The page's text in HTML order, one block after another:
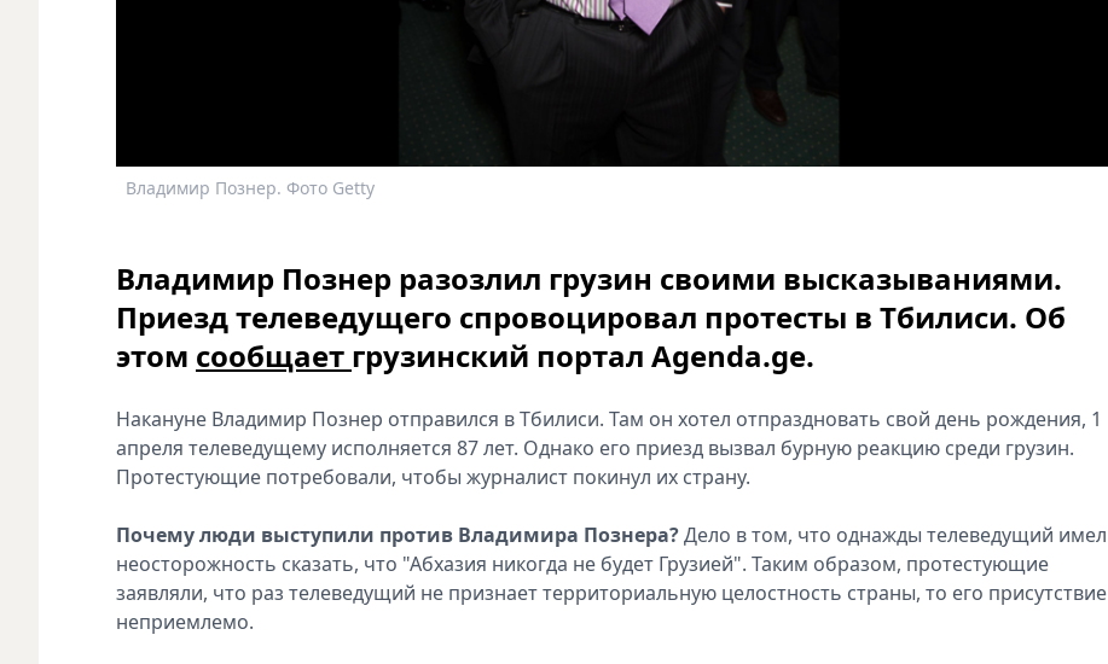
Владимир Познер. Фото Getty
Владимир Познер разозлил грузин своими высказываниями.
Приезд телеведущего спровоцировал протесты в Тбилиси. Об
этом сообщает грузинский портал Agenda.ge.
Накануне Владимир Познер отправился в Тбилиси. Там он хотел отпраздновать свой день рождения, 1
апреля телеведущему исполняется 87 лет. Однако его приезд вызвал бурную реакцию среди грузин.
Протестующие потребовали, чтобы журналист покинул их страну.
Почему люди выступили против Владимира Познера?Дело в том, что однажды телеведущий имел
неосторожность сказать, что "Абхазия никогда не будет Грузией". Таким образом, протестующие
заявляли, что раз телеведущий не признает территориальную целостность страны, то его присутствие
неприемлемо.